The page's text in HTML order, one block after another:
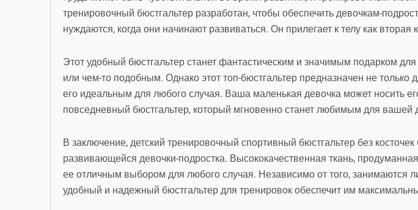
тренировочный бюстгальтер разработан, чтобы обеспечить девочкам-
нуждаются, когда они начинают развиваться. Он прилегает к телу как
Этот удобный бюстгальтер станет фантастическим и значимым подарком
или чем-то подобным. Однако этот топ-бюстгальтер предназначен не только
его идеальным для любого случая. Ваша маленькая девочка может носить
повседневный бюстгальтер, который мгновенно станет любимым для вашей
В заключение, детский тренировочный спортивный бюстгальтер без
развивающейся девочки-подростка. Высококачественная ткань,
ее отличным выбором для любого случая. Независимо от того, занимаются
удобный и надежный бюстгальтер для тренировок обеспечит им